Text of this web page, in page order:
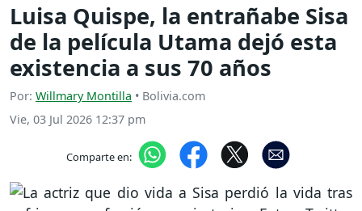
Luisa Quispe, la entrañabe Sisa
de la película Utama dejó esta
existencia a sus 70 años
Por: Willmary Montilla • Bolivia.com
Vie, 03 Jul 2026 12:37 pm
Comparte en: